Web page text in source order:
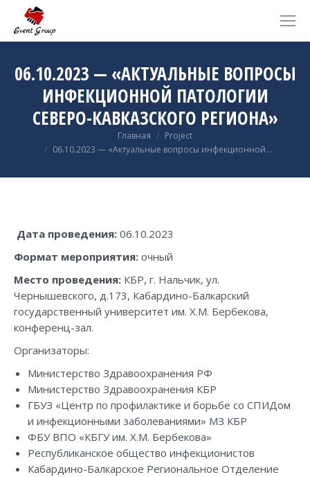
06.10.2023 — «АКТУАЛЬНЫЕ ВОПРОСЫ
ИНФЕКЦИОННОЙ ПАТОЛОГИИ
СЕВЕРО-КАВКАЗСКОГО РЕГИОНА»
Главная
Project
06.10.2023 — «Актуальные вопросы инфекционной…
Дата проведения: 06.10.2023
Формат мероприятия: очный
Место проведения: КБР, г. Нальчик, ул.
Чернышевского, д.173, Кабардино-Балкарский
государственный университет им. Х.М. Бербекова,
конференц-зал.
Организаторы:
Министерство Здравоохранения РФ
Министерство Здравоохранения КБР
ГБУЗ «Центр по профилактике и борьбе со СПИДом
и инфекционными заболеваниями» МЗ КБР
ФБУ ВПО «КБГУ им. Х.М. Бербекова»
Республиканское общество инфекционистов
Кабардино-Балкарское Региональное Отделение